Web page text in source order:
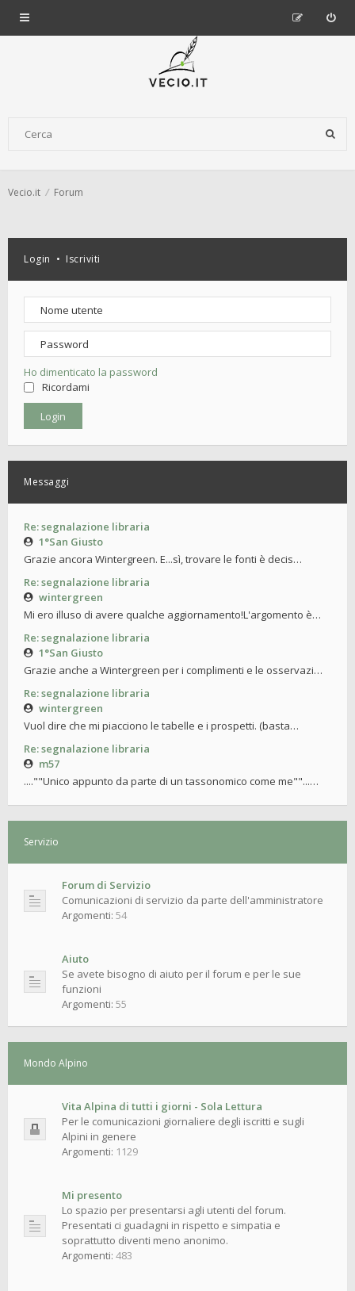
Vecio.it Forum
Login • Iscriviti
Ho dimenticato la password
Ricordami
Messaggi
Re: segnalazione libraria
1°San Giusto
Grazie ancora Wintergreen. E...sì, trovare le fonti è decis…
Re: segnalazione libraria
wintergreen
Mi ero illuso di avere qualche aggiornamento!L'argomento è…
Re: segnalazione libraria
1°San Giusto
Grazie anche a Wintergreen per i complimenti e le osservazi…
Re: segnalazione libraria
wintergreen
Vuol dire che mi piacciono le tabelle e i prospetti. (basta…
Re: segnalazione libraria
m57
....""Unico appunto da parte di un tassonomico come me""...…
Servizio
Forum di Servizio
Comunicazioni di servizio da parte dell'amministratore
Argomenti: 54
Aiuto
Se avete bisogno di aiuto per il forum e per le sue
funzioni
Argomenti: 55
Mondo Alpino
Vita Alpina di tutti i giorni - Sola Lettura
Per le comunicazioni giornaliere degli iscritti e sugli
Alpini in genere
Argomenti: 1129
Mi presento
Lo spazio per presentarsi agli utenti del forum.
Presentati ci guadagni in rispetto e simpatia e
soprattutto diventi meno anonimo.
Argomenti: 483